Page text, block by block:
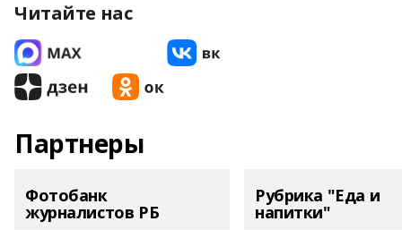
Читайте нас
Партнеры
Фотобанк
журналистов РБ
Рубрика "Еда и
напитки"